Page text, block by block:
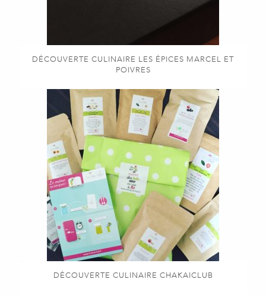
DÉCOUVERTE CULINAIRE LES ÉPICES MARCEL ET
POIVRES
DÉCOUVERTE CULINAIRE CHAKAICLUB